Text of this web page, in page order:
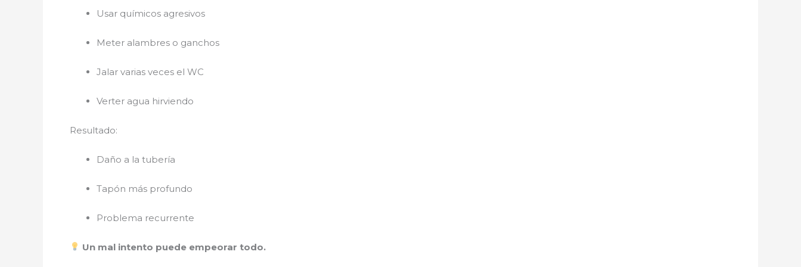
Usar químicos agresivos
Meter alambres o ganchos
Jalar varias veces el WC
Verter agua hirviendo
Resultado:
Daño a la tubería
Tapón más profundo
Problema recurrente
Un mal intento puede empeorar todo.